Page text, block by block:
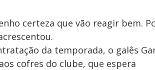
certeza que vão reagir bem.
da temporada, o galês
cofres do clube, que espera